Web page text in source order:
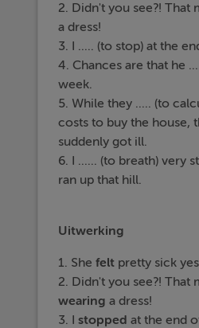
2. Didn't you see?! That
a dress!
3. I ..... (to stop) at the
4. Chances are that he
week.
5. While they ..... (to
costs to buy the house,
suddenly got ill.
6. I ...... (to breath) very
ran up that hill.
Uitwerking
1. Shefelt pretty sick
2. Didn't you see?! That
wearing a dress!
3. Istopped at the end